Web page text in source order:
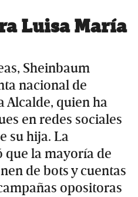
Luisa María
Sheinbaum
nacional de
Alcalde, quien ha
en redes sociales
su hija. La
que la mayoría de
de bots y cuentas
opositoras